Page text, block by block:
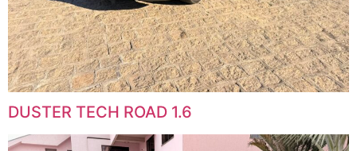
DUSTER TECH ROAD 1.6